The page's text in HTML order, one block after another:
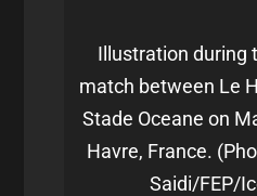
Illustration during
match between Le
Stade Oceane on
Havre, France.
Saidi/FEP/